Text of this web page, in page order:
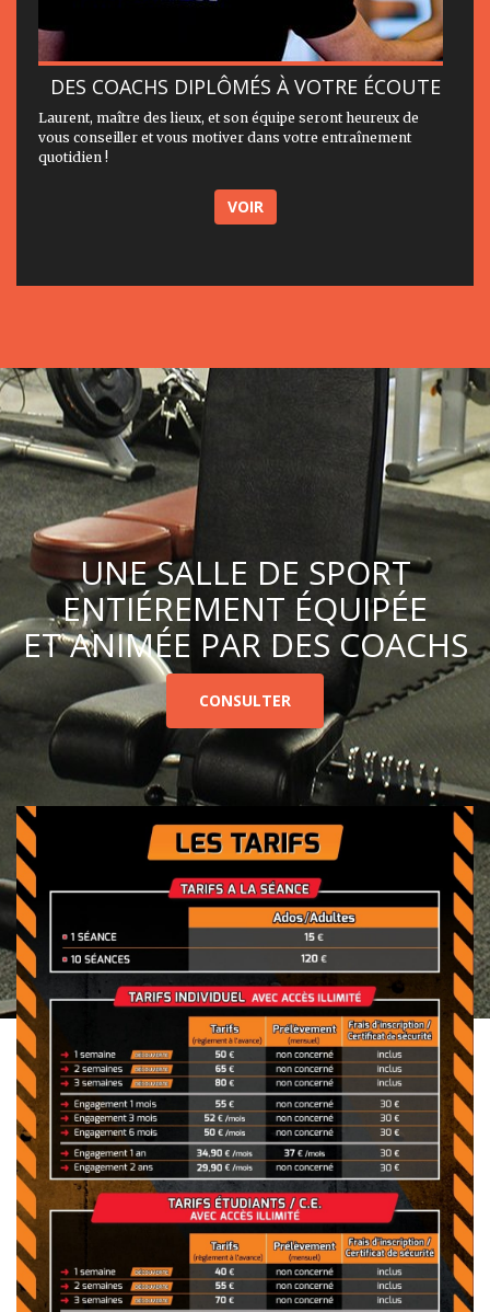
DES COACHS DIPLÔMÉS À VOTRE ÉCOUTE
Laurent, maître des lieux, et son équipe seront heureux de
vous conseiller et vous motiver dans votre entraînement
quotidien !
VOIR
UNE SALLE DE SPORT
ENTIÉREMENT ÉQUIPÉE
ET ANIMÉE PAR DES COACHS
CONSULTER